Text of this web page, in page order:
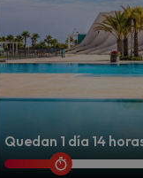
Quedan 1 día 14